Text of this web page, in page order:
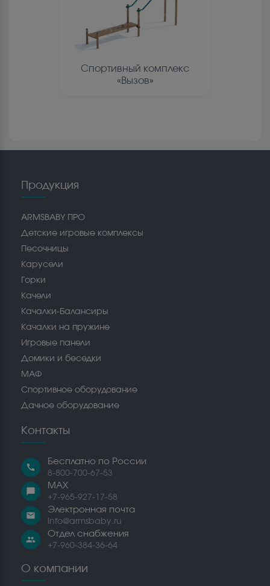
Спортивный комплекс
«Вызов»
Продукция
ARMSBABY ПРО
Детские игровые комплексы
Песочницы
Карусели
Горки
Качели
Качалки-Балансиры
Качалки на пружине
Игровые панели
Домики и беседки
МАФ
Спортивное оборудование
Дачное оборудование
Контакты
call
Бесплатно по России
8-800-700-67-53
chat_bubble
MAX
+7-965-927-17-58
email
Электронная почта
info@armsbaby.ru
people
Отдел снабжения
+7-960-384-36-64
О компании